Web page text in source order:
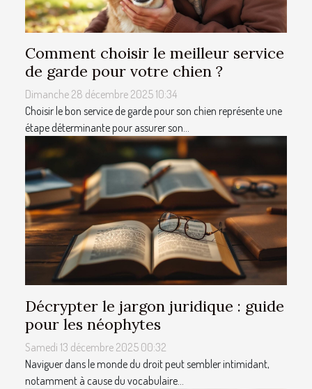
Comment choisir le meilleur service
de garde pour votre chien ?
Dimanche 28 décembre 2025 10:34
Choisir le bon service de garde pour son chien représente une
étape déterminante pour assurer son...
Décrypter le jargon juridique : guide
pour les néophytes
Samedi 13 décembre 2025 00:32
Naviguer dans le monde du droit peut sembler intimidant,
notamment à cause du vocabulaire...